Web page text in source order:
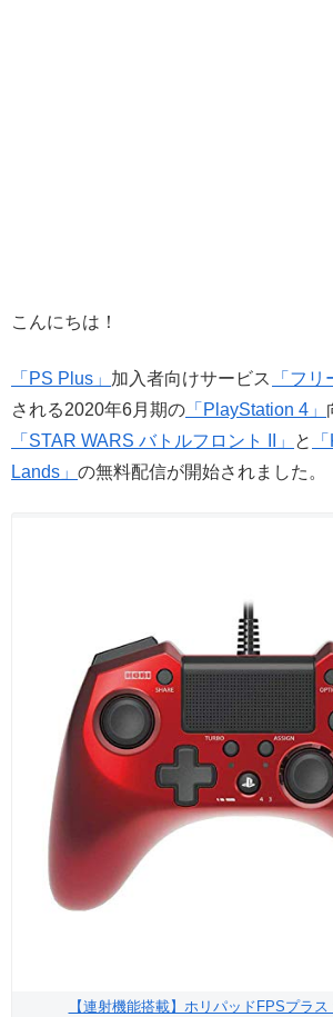
こんにちは！
「PS Plus」 加入者向けサービス 「フリ
される2020年6月期の 「PlayStation 4」
「STAR WARS バトルフロント II」
と
Lands」 の無料配信が開始されました。
【連射機能搭載】ホリパッドFPSプラ